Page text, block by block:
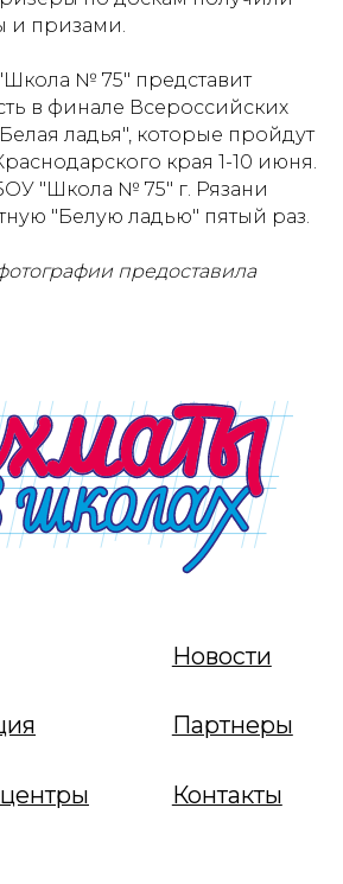
и призами.
№ 75" представит
в финале Всероссийских
ладья", которые пройдут
края 1-10 июня.
"Школа № 75" г. Рязани
"Белую ладью" пятый раз.
предоставила